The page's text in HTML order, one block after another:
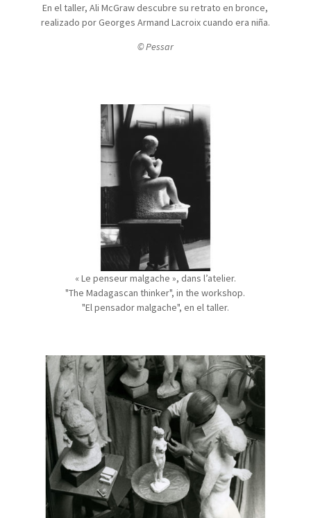
En el taller, Ali McGraw descubre su retrato en bronce,
realizado por Georges Armand Lacroix cuando era niña.
© Pessar
« Le penseur malgache », dans l’atelier.
"The Madagascan thinker", in the workshop.
"El pensador malgache", en el taller.